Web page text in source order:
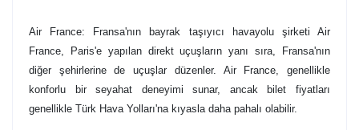
Air France: Fransa'nın bayrak taşıyıcı havayolu şirketi Air
France, Paris'e yapılan direkt uçuşların yanı sıra, Fransa'nın
diğer şehirlerine de uçuşlar düzenler. Air France, genellikle
konforlu bir seyahat deneyimi sunar, ancak bilet fiyatları
genellikle Türk Hava Yolları'na kıyasla daha pahalı olabilir.